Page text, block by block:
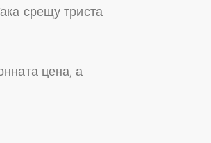
срещу триста
цена, а